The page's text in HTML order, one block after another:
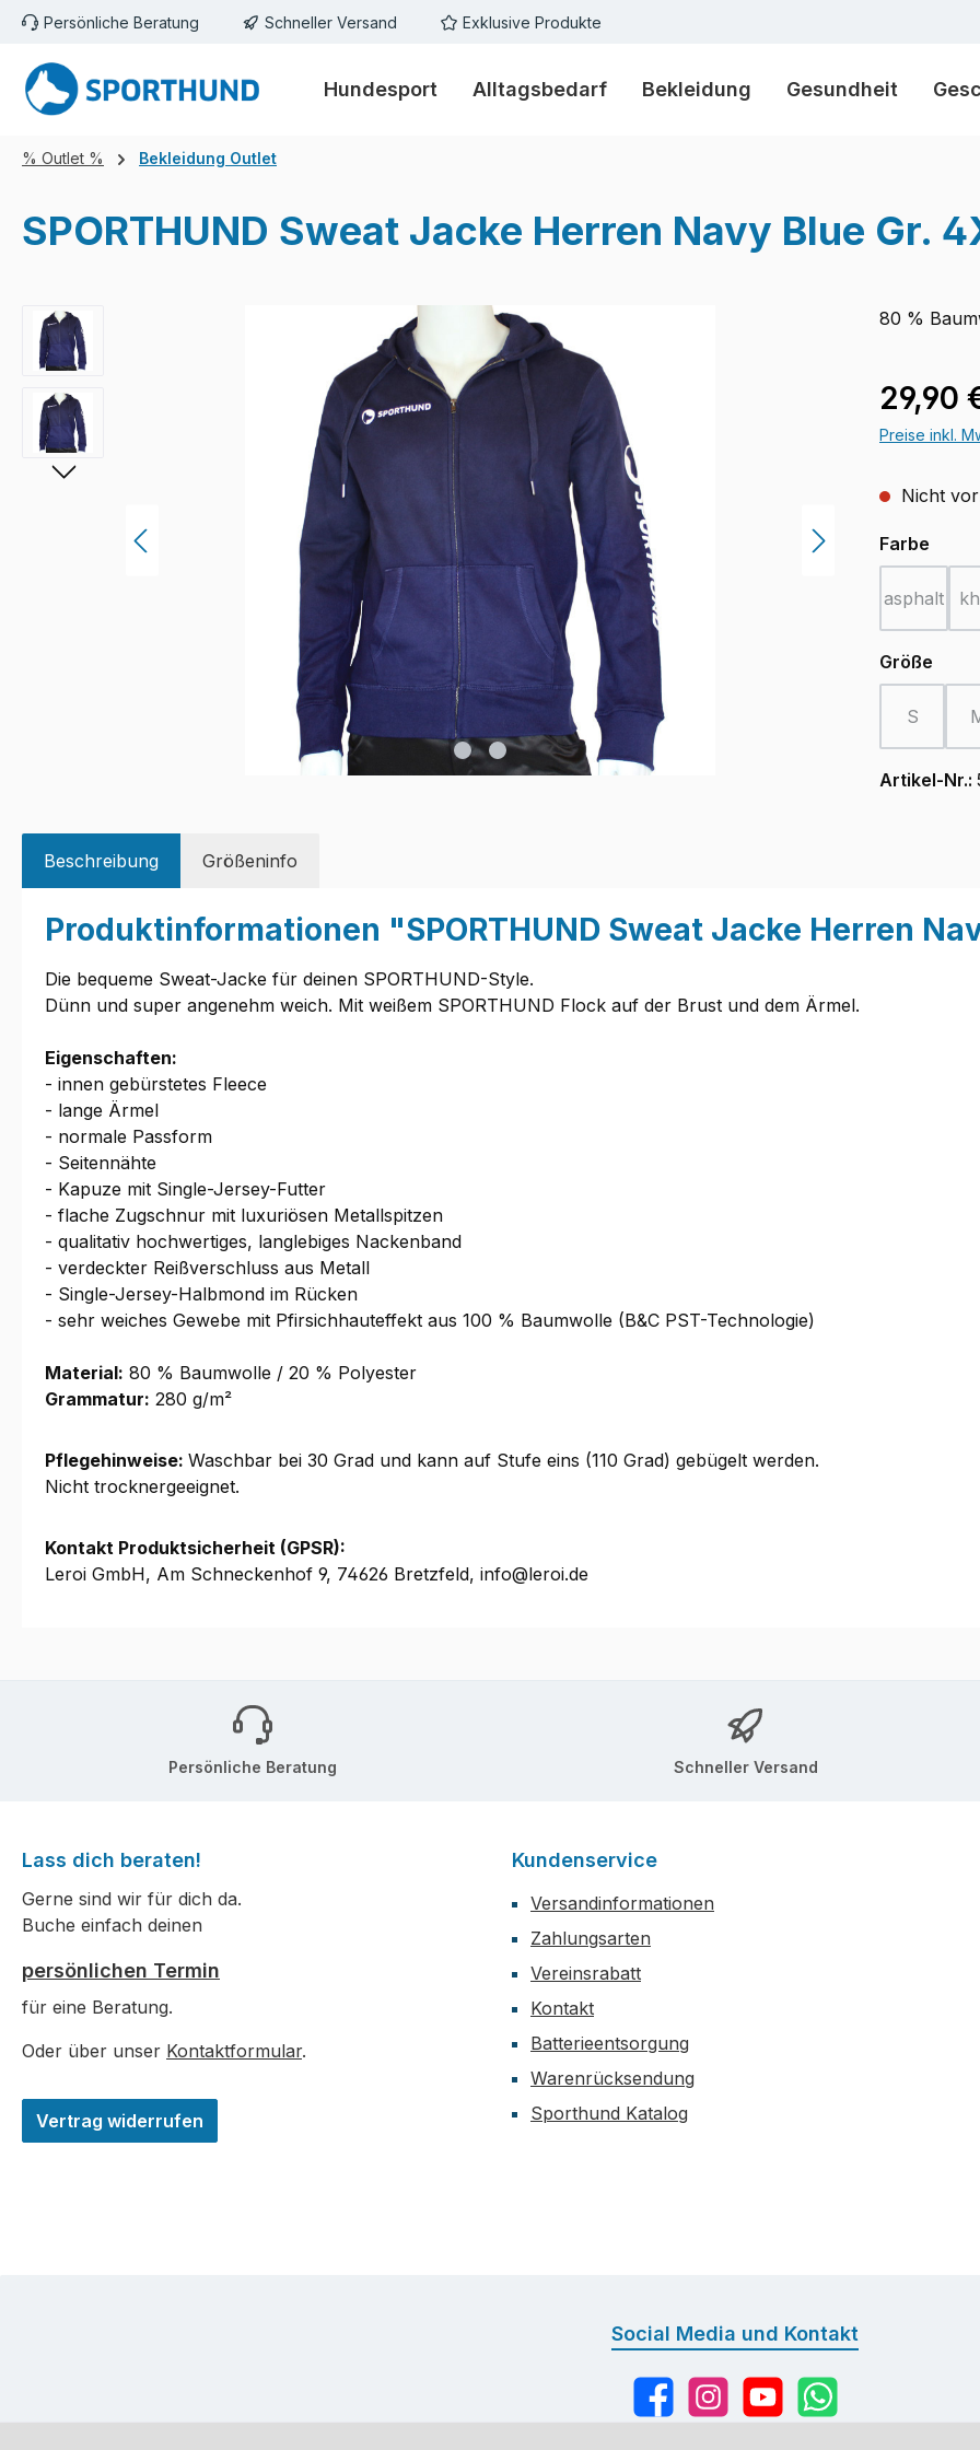
Hauptinhalt springen
Zur Suche springen
Zur Hauptnavigation springen
Persönliche Beratung Schneller Versand Exklusive Produkte
Hundesport Alltagsbedarf Bekleidung Gesundheit
% Outlet % Bekleidung Outlet
SPORTHUND Sweat Jacke Herren Navy Blue Gr.
Bildergalerie überspringen 80 %
29,90
Preise inkl.
Nicht
Farbe
asphalt
(Diese
Größe
S
(Diese
Artikel-Nr.:
Beschreibung Größeninfo
Produktinformationen "SPORTHUND Sweat Jacke Herren
Die bequeme Sweat-Jacke für deinen SPORTHUND-Style.
Dünn und super angenehm weich. Mit weißem SPORTHUND Flock auf der Brust und dem Ärmel.
Eigenschaften:
- innen gebürstetes Fleece
- lange Ärmel
- normale Passform
- Seitennähte
- Kapuze mit Single-Jersey-Futter
- flache Zugschnur mit luxuriösen Metallspitzen
- qualitativ hochwertiges, langlebiges Nackenband
- verdeckter Reißverschluss aus Metall
- Single-Jersey-Halbmond im Rücken
- sehr weiches Gewebe mit Pfirsichhauteffekt aus 100 % Baumwolle (B&C PST-Technologie)
Material: 80 % Baumwolle / 20 % Polyester
Grammatur: 280 g/m²
Pflegehinweise: Waschbar bei 30 Grad und kann auf Stufe eins (110 Grad) gebügelt werden.
Nicht trocknergeeignet.
Kontakt Produktsicherheit (GPSR):
Leroi GmbH, Am Schneckenhof 9, 74626 Bretzfeld, info@leroi.de
Persönliche Beratung Schneller Versand
Lass dich beraten!
Gerne sind wir für dich da.
Buche einfach deinen
persönlichen Termin
für eine Beratung.
Oder über unser Kontaktformular.
Vertrag widerrufen
Kundenservice
Versandinformationen
Zahlungsarten
Vereinsrabatt
Kontakt
Batterieentsorgung
Warenrücksendung
Sporthund Katalog
Social Media und Kontakt
FacebookInstagramYouTubeWhatsApp